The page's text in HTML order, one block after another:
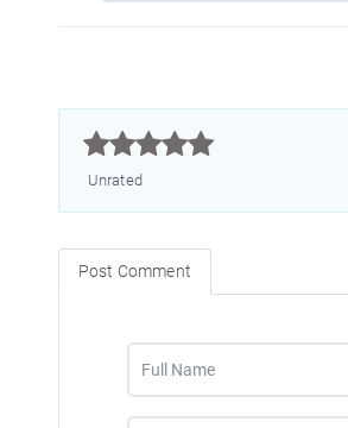



Unrated
Post Comment